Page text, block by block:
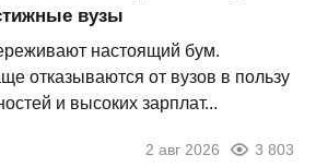
вузы
настоящий бум.
отказываются от вузов в пользу
и высоких зарплат...
2 авг 2026 3 803